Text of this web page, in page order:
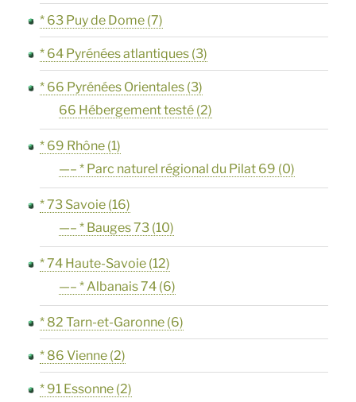
* 63 Puy de Dome (7)
* 64 Pyrénées atlantiques (3)
* 66 Pyrénées Orientales (3)
66 Hébergement testé (2)
* 69 Rhône (1)
—– * Parc naturel régional du Pilat 69 (0)
* 73 Savoie (16)
—– * Bauges 73 (10)
* 74 Haute-Savoie (12)
—– * Albanais 74 (6)
* 82 Tarn-et-Garonne (6)
* 86 Vienne (2)
* 91 Essonne (2)